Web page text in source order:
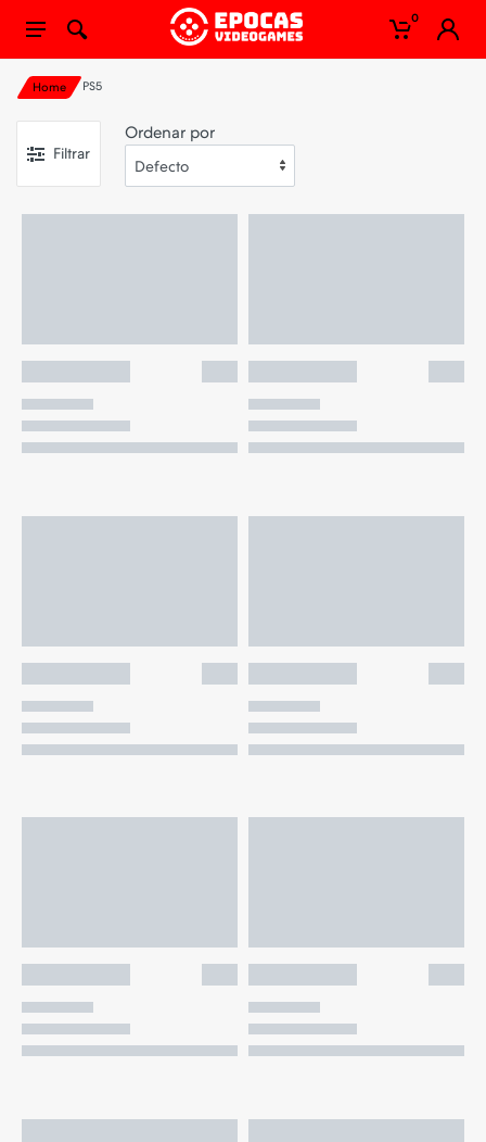
0
Home PS5
Filtrar
Ordenar por